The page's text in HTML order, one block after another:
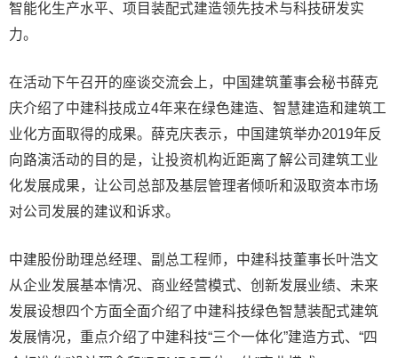
智能化生产水平、项目装配式建造领先技术与科技研发实
力。
在活动下午召开的座谈交流会上，中国建筑董事会秘书薛克
庆介绍了中建科技成立4年来在绿色建造、智慧建造和建筑工
业化方面取得的成果。薛克庆表示，中国建筑举办2019年反
向路演活动的目的是，让投资机构近距离了解公司建筑工业
化发展成果，让公司总部及基层管理者倾听和汲取资本市场
对公司发展的建议和诉求。
中建股份助理总经理、副总工程师，中建科技董事长叶浩文
从企业发展基本情况、商业经营模式、创新发展业绩、未来
发展设想四个方面全面介绍了中建科技绿色智慧装配式建筑
发展情况，重点介绍了中建科技“三个一体化”建造方式、“四